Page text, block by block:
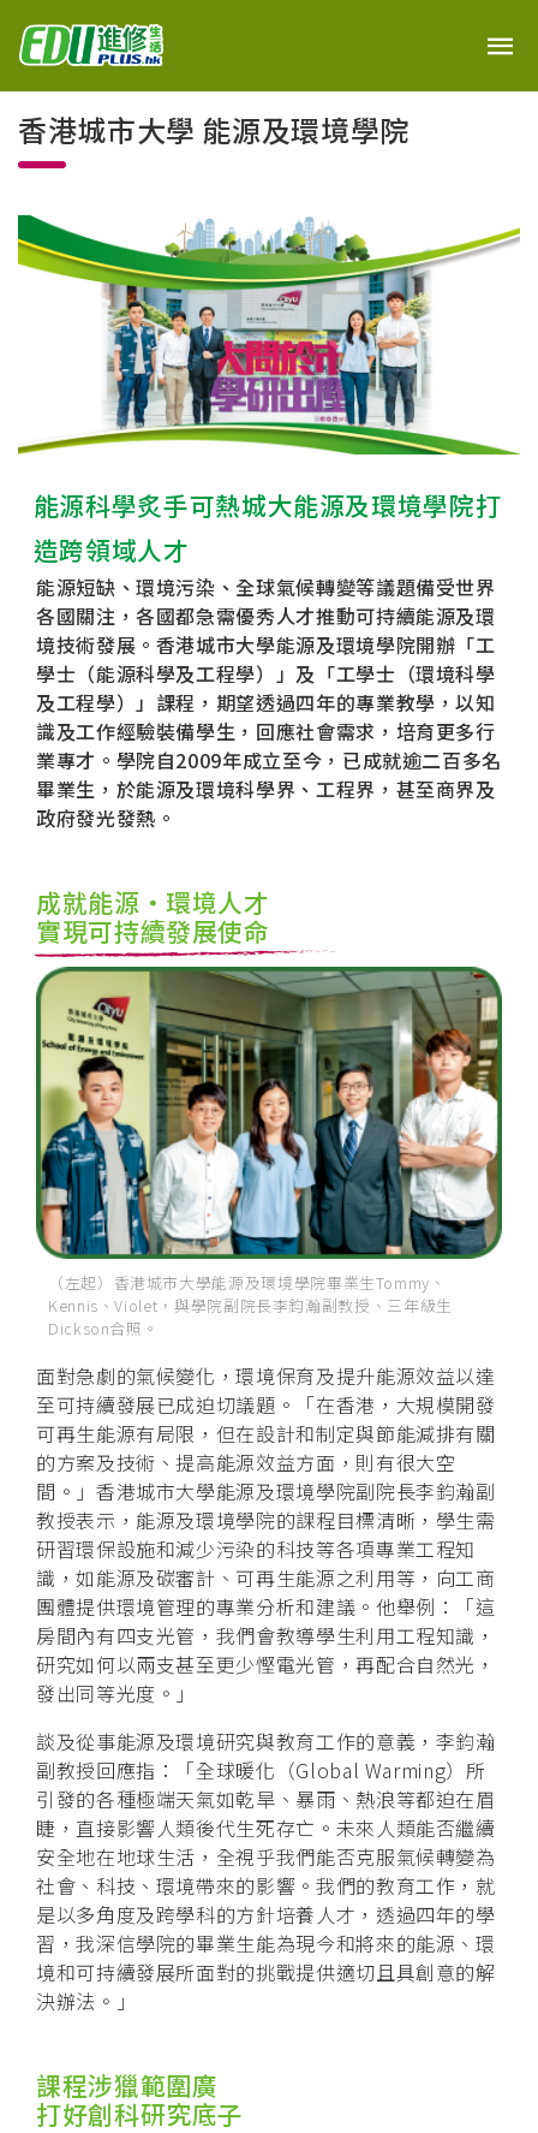
香港城市大學 能源及環境學院
能源科學炙手可熱城大能源及環境學院打
造跨領域人才
能源短缺、環境污染、全球氣候轉變等議題備受世界
各國關注，各國都急需優秀人才推動可持續能源及環
境技術發展。香港城市大學能源及環境學院開辦「工
學士（能源科學及工程學）」及「工學士（環境科學
及工程學）」課程，期望透過四年的專業教學，以知
識及工作經驗裝備學生，回應社會需求，培育更多行
業專才。學院自2009年成立至今，已成就逾二百多名
畢業生，於能源及環境科學界、工程界，甚至商界及
政府發光發熱。
成就能源‧環境人才
實現可持續發展使命
（左起）香港城市大學能源及環境學院畢業生Tommy、
Kennis、Violet，與學院副院長李鈞瀚副教授、三年級生
Dickson合照。
面對急劇的氣候變化，環境保育及提升能源效益以達
至可持續發展已成迫切議題。「在香港，大規模開發
可再生能源有局限，但在設計和制定與節能減排有關
的方案及技術、提高能源效益方面，則有很大空
間。」香港城市大學能源及環境學院副院長李鈞瀚副
教授表示，能源及環境學院的課程目標清晰，學生需
研習環保設施和減少污染的科技等各項專業工程知
識，如能源及碳審計、可再生能源之利用等，向工商
團體提供環境管理的專業分析和建議。他舉例：「這
房間內有四支光管，我們會教導學生利用工程知識，
研究如何以兩支甚至更少慳電光管，再配合自然光，
發出同等光度。」
談及從事能源及環境研究與教育工作的意義，李鈞瀚
副教授回應指：「全球暖化（Global Warming）所
引發的各種極端天氣如乾旱、暴雨、熱浪等都迫在眉
睫，直接影響人類後代生死存亡。未來人類能否繼續
安全地在地球生活，全視乎我們能否克服氣候轉變為
社會、科技、環境帶來的影響。我們的教育工作，就
是以多角度及跨學科的方針培養人才，透過四年的學
習，我深信學院的畢業生能為現今和將來的能源、環
境和可持續發展所面對的挑戰提供適切且具創意的解
決辦法。」
課程涉獵範圍廣
打好創科研究底子